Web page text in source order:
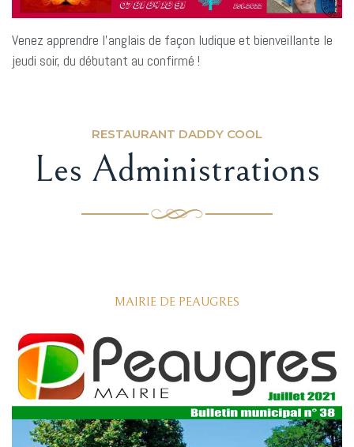
Venez apprendre l’anglais de façon ludique et bienveillante le
jeudi soir, du débutant au confirmé !
RESTAURANT DADDY COOL
Les Administrations
MAIRIE DE PEAUGRES